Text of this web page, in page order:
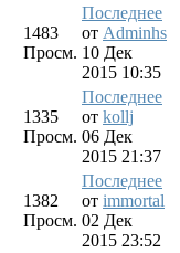
1483
Просм.
Последнее
от Adminhs
10 Дек
2015 10:35
1335
Просм.
Последнее
от kollj
06 Дек
2015 21:37
1382
Просм.
Последнее
от immortal
02 Дек
2015 23:52